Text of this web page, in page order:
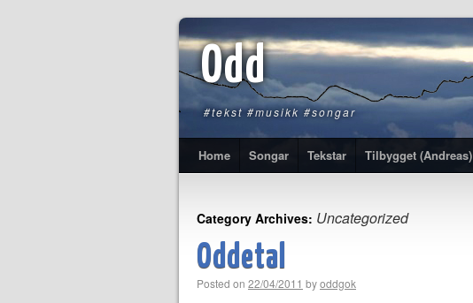
Odd
#tekst #musikk #songar
Home Songar Tekstar Tilbygget (Andreas)
Category Archives: Uncategorized
Oddetal
Posted on 22/04/2011 byoddgok